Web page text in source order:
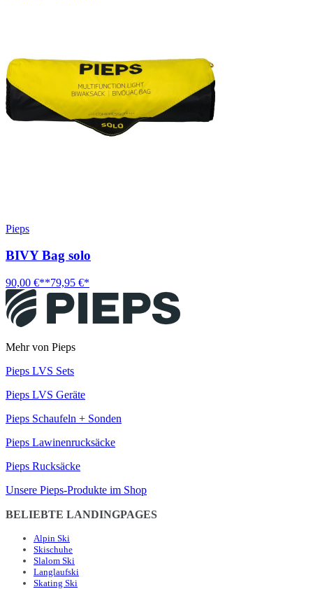
Pieps
BIVY Bag solo
90,00 €**79,95 €*
Mehr von Pieps
Pieps LVS Sets
Pieps LVS Geräte
Pieps Schaufeln + Sonden
Pieps Lawinenrucksäcke
Pieps Rucksäcke
Unsere Pieps-Produkte im Shop
BELIEBTE LANDINGPAGES
Alpin Ski
Skischuhe
Slalom Ski
Langlaufski
Skating Ski